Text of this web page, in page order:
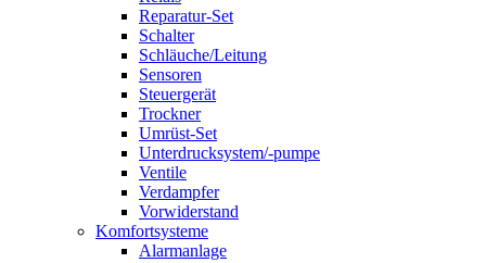
Reparatur-Set
Schalter
Schläuche/Leitung
Sensoren
Steuergerät
Trockner
Umrüst-Set
Unterdrucksystem/-pumpe
Ventile
Verdampfer
Vorwiderstand
Komfortsysteme
Alarmanlage